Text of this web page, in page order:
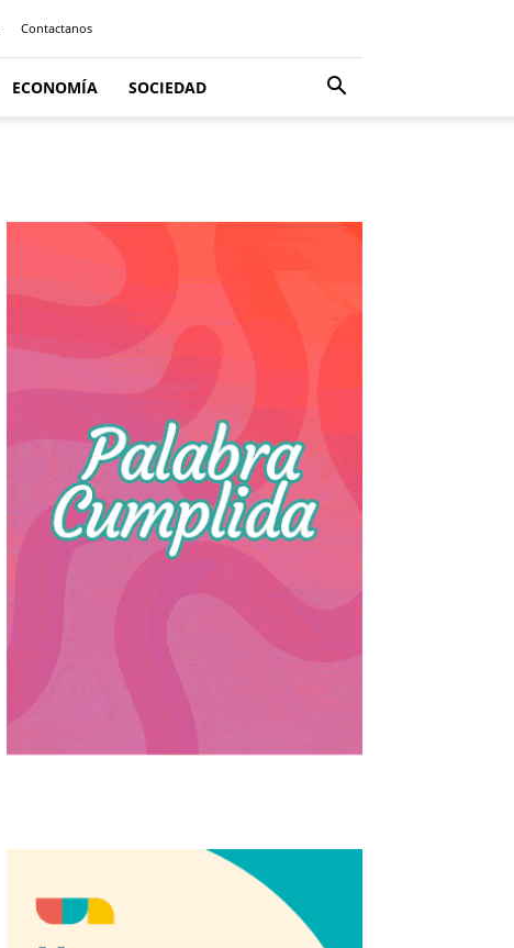
Contactanos
ECONOMÍA SOCIEDAD